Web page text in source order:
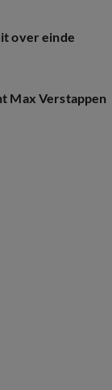
over einde
Max Verstappen